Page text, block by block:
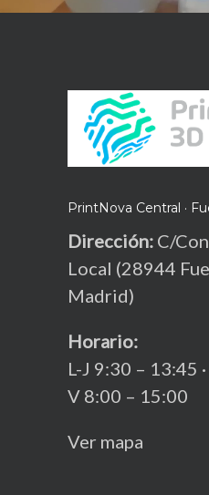
TikTok
PrintNova Central ·
Dirección: C/
Local (28944
Madrid)
Horario:
L-J 9:30 – 13:45
V 8:00 – 15:00
Ver mapa